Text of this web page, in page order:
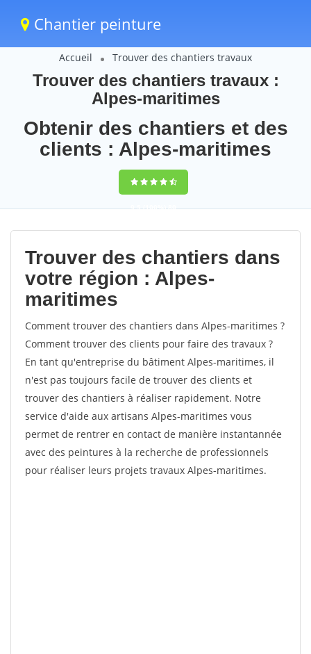
Chantier peinture
Accueil Trouver des chantiers travaux
Trouver des chantiers travaux :
Alpes-maritimes
Obtenir des chantiers et des
clients : Alpes-maritimes
9,5(100%)80
votes
Trouver des chantiers dans
votre région : Alpes-
maritimes
Comment trouver des chantiers dans Alpes-maritimes ?
Comment trouver des clients pour faire des travaux ?
En tant qu'entreprise du bâtiment Alpes-maritimes, il
n'est pas toujours facile de trouver des clients et
trouver des chantiers à réaliser rapidement. Notre
service d'aide aux artisans Alpes-maritimes vous
permet de rentrer en contact de manière instantannée
avec des peintures à la recherche de professionnels
pour réaliser leurs projets travaux Alpes-maritimes.